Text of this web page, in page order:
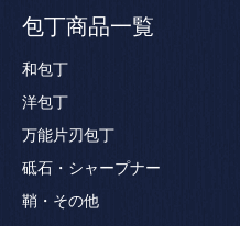
包丁商品一覧
和包丁
洋包丁
万能片刃包丁
砥石・シャープナー
鞘・その他